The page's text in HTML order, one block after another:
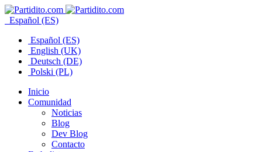
Español (ES)
Español (ES)
English (UK)
Deutsch (DE)
Polski (PL)
Inicio
Comunidad
Noticias
Blog
Dev Blog
Contacto